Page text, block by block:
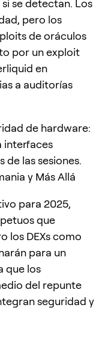
se detectan. Los
pero los
de oráculos
por un exploit
en
a auditorías
de hardware:
interfaces
de las sesiones.
y Más Allá
para 2025,
que
los DEXs como
para un
que los
del repunte
seguridad y